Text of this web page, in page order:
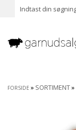
FORSIDE » SORTIMENT»